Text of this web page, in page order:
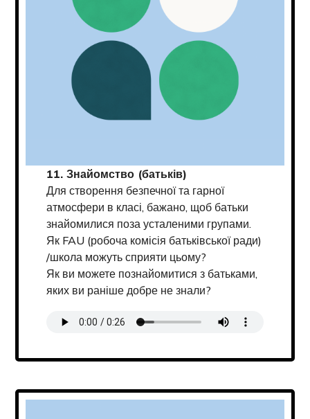
11. Знайомство (батьків)
Для створення безпечної та гарної
атмосфери в класі, бажано, щоб батьки
знайомилися поза усталеними групами.
Як FAU (робоча комісія батьківської ради)
/школа можуть сприяти цьому?
Як ви можете познайомитися з батьками,
яких ви раніше добре не знали?